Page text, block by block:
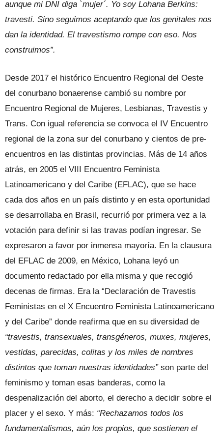
aunque mi DNI diga `mujer´. Yo soy Lohana Berkins:
travesti. Sino seguimos aceptando que los genitales nos
dan la identidad. El travestismo rompe con eso. Nos
construimos”.
Desde 2017 el histórico Encuentro Regional del Oeste
del conurbano bonaerense cambió su nombre por
Encuentro Regional de Mujeres, Lesbianas, Travestis y
Trans. Con igual referencia se convoca el IV Encuentro
regional de la zona sur del conurbano y cientos de pre-
encuentros en las distintas provincias. Más de 14 años
atrás, en 2005 el VIII Encuentro Feminista
Latinoamericano y del Caribe (EFLAC), que se hace
cada dos años en un país distinto y en esta oportunidad
se desarrollaba en Brasil, recurrió por primera vez a la
votación para definir si las travas podían ingresar. Se
expresaron a favor por inmensa mayoría. En la clausura
del EFLAC de 2009, en México, Lohana leyó un
documento redactado por ella misma y que recogió
decenas de firmas. Era la “Declaración de Travestis
Feministas en el X Encuentro Feminista Latinoamericano
y del Caribe” donde reafirma que en su diversidad de
“travestis, transexuales, transgéneros, muxes, mujeres,
vestidas, parecidas, colitas y los miles de nombres
distintos que toman nuestras identidades”son parte del
feminismo y toman esas banderas, como la
despenalización del aborto, el derecho a decidir sobre el
placer y el sexo. Y más: “Rechazamos todos los
fundamentalismos, aún los propios, que sostienen el